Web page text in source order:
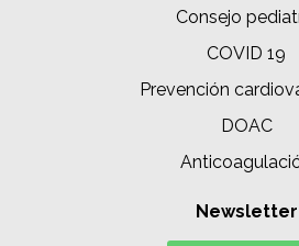
Consejo
COVID 19
Prevención
DOAC
Newsletter